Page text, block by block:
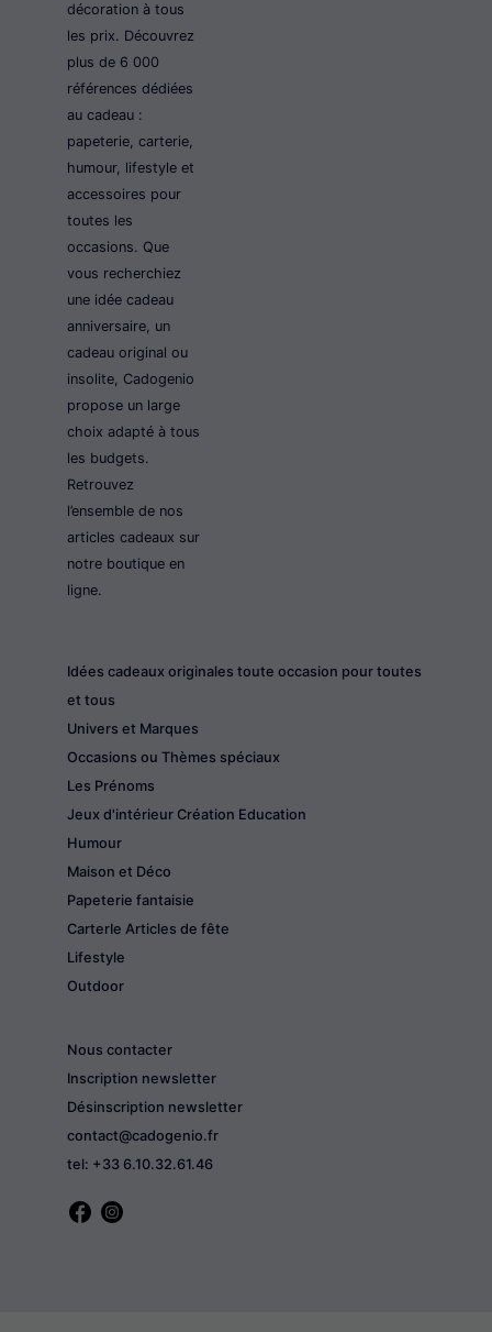
décoration à tous
les prix. Découvrez
plus de 6 000
références dédiées
au cadeau :
papeterie, carterie,
humour, lifestyle et
accessoires pour
toutes les
occasions. Que
vous recherchiez
une idée cadeau
anniversaire, un
cadeau original ou
insolite, Cadogenio
propose un large
choix adapté à tous
les budgets.
Retrouvez
l’ensemble de nos
articles cadeaux sur
notre boutique en
ligne.
Idées cadeaux originales toute occasion pour toutes
et tous
Univers et Marques
Occasions ou Thèmes spéciaux
Les Prénoms
Jeux d'intérieur Création Education
Humour
Maison et Déco
Papeterie fantaisie
CarterIe Articles de fête
Lifestyle
Outdoor
Nous contacter
Inscription newsletter
Désinscription newsletter
contact@cadogenio.fr
tel: +33 6.10.32.61.46